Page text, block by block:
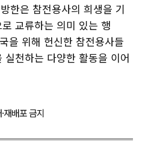
한은 참전용사의 희생을 기
교류하는 의미 있는 행
을 위해 헌신한 참전용사들
천하는 다양한 활동을 이어
배포 금지